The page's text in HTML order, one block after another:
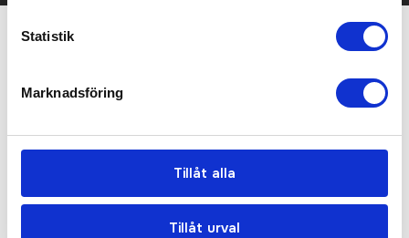
Statistik
Marknadsföring
Tillåt alla
Tillåt urval